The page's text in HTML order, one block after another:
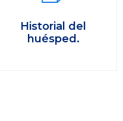
Historial del
huésped.